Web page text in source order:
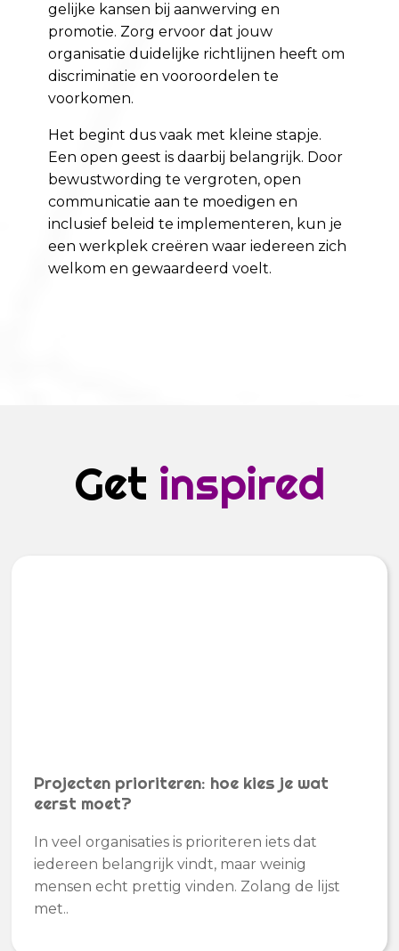
gelijke kansen bij aanwerving en
promotie. Zorg ervoor dat jouw
organisatie duidelijke richtlijnen heeft om
discriminatie en vooroordelen te
voorkomen.
Het begint dus vaak met kleine stapje.
Een open geest is daarbij belangrijk. Door
bewustwording te vergroten, open
communicatie aan te moedigen en
inclusief beleid te implementeren, kun je
een werkplek creëren waar iedereen zich
welkom en gewaardeerd voelt.
Get inspired
Projecten prioriteren: hoe kies je wat
eerst moet?
In veel organisaties is prioriteren iets dat
iedereen belangrijk vindt, maar weinig
mensen echt prettig vinden. Zolang de lijst
met..